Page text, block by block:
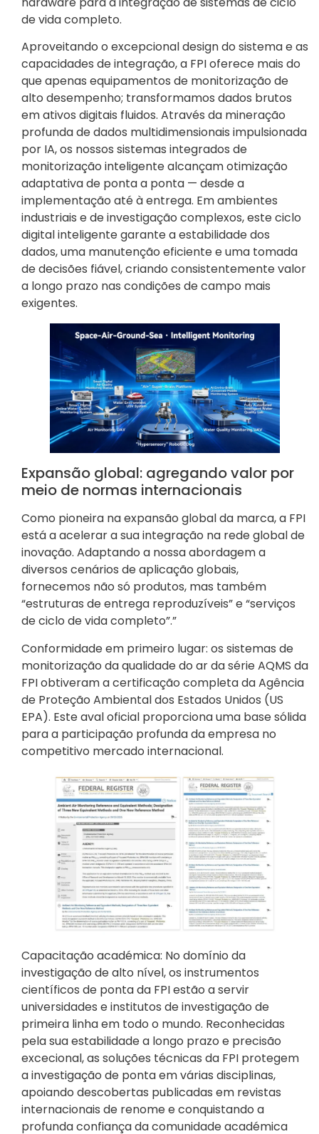
de vida completo.
Aproveitando o excepcional design do sistema e as
capacidades de integração, a FPI oferece mais do
que apenas equipamentos de monitorização de
alto desempenho; transformamos dados brutos
em ativos digitais fluidos. Através da mineração
profunda de dados multidimensionais impulsionada
por IA, os nossos sistemas integrados de
monitorização inteligente alcançam otimização
adaptativa de ponta a ponta — desde a
implementação até à entrega. Em ambientes
industriais e de investigação complexos, este ciclo
digital inteligente garante a estabilidade dos
dados, uma manutenção eficiente e uma tomada
de decisões fiável, criando consistentemente valor
a longo prazo nas condições de campo mais
exigentes.
Expansão global: agregando valor por
meio de normas internacionais
Como pioneira na expansão global da marca, a FPI
está a acelerar a sua integração na rede global de
inovação. Adaptando a nossa abordagem a
diversos cenários de aplicação globais,
fornecemos não só produtos, mas também
“estruturas de entrega reproduzíveis” e “serviços
de ciclo de vida completo”.”
Conformidade em primeiro lugar: os sistemas de
monitorização da qualidade do ar da série AQMS da
FPI obtiveram a certificação completa da Agência
de Proteção Ambiental dos Estados Unidos (US
EPA). Este aval oficial proporciona uma base sólida
para a participação profunda da empresa no
competitivo mercado internacional.
Capacitação académica: No domínio da
investigação de alto nível, os instrumentos
científicos de ponta da FPI estão a servir
universidades e institutos de investigação de
primeira linha em todo o mundo. Reconhecidas
pela sua estabilidade a longo prazo e precisão
excecional, as soluções técnicas da FPI protegem
a investigação de ponta em várias disciplinas,
apoiando descobertas publicadas em revistas
internacionais de renome e conquistando a
profunda confiança da comunidade académica